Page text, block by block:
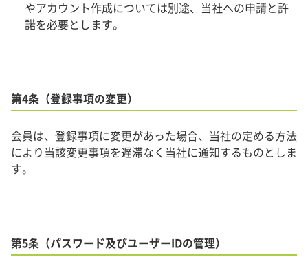
やアカウント作成については別途、当社への申請と許
諾を必要とします。
第4条（登録事項の変更）
会員は、登録事項に変更があった場合、当社の定める方法
により当該変更事項を遅滞なく当社に通知するものとしま
す。
第5条（パスワード及びユーザーIDの管理）